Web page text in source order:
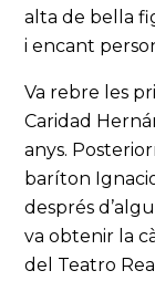
alta de bella
i encant
Va rebre les
Caridad
anys.
baríton
després
va obtenir la
del Teatro